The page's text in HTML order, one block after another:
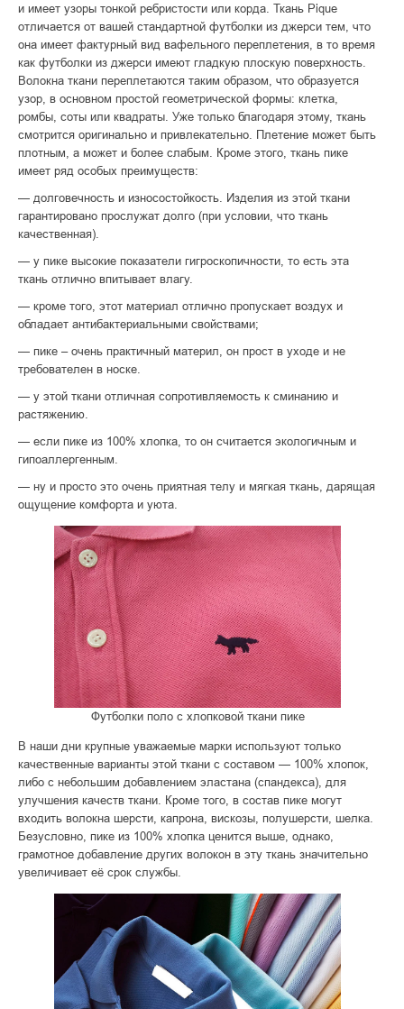
и имеет узоры тонкой ребристости или корда. Ткань Pique
отличается от вашей стандартной футболки из джерси тем, что
она имеет фактурный вид вафельного переплетения, в то время
как футболки из джерси имеют гладкую плоскую поверхность.
Волокна ткани переплетаются таким образом, что образуется
узор, в основном простой геометрической формы: клетка,
ромбы, соты или квадраты. Уже только благодаря этому, ткань
смотрится оригинально и привлекательно. Плетение может быть
плотным, а может и более слабым. Кроме этого, ткань пике
имеет ряд особых преимуществ:
— долговечность и износостойкость. Изделия из этой ткани
гарантировано прослужат долго (при условии, что ткань
качественная).
— у пике высокие показатели гигроскопичности, то есть эта
ткань отлично впитывает влагу.
— кроме того, этот материал отлично пропускает воздух и
обладает антибактериальными свойствами;
— пике – очень практичный материл, он прост в уходе и не
требователен в носке.
— у этой ткани отличная сопротивляемость к сминанию и
растяжению.
— если пике из 100% хлопка, то он считается экологичным и
гипоаллергенным.
— ну и просто это очень приятная телу и мягкая ткань, дарящая
ощущение комфорта и уюта.
Футболки поло с хлопковой ткани пике
В наши дни крупные уважаемые марки используют только
качественные варианты этой ткани с составом — 100% хлопок,
либо с небольшим добавлением эластана (спандекса), для
улучшения качеств ткани. Кроме того, в состав пике могут
входить волокна шерсти, капрона, вискозы, полушерсти, шелка.
Безусловно, пике из 100% хлопка ценится выше, однако,
грамотное добавление других волокон в эту ткань значительно
увеличивает её срок службы.